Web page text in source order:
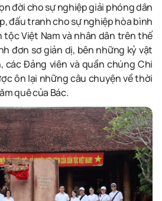
đời cho sự nghiệp giải phóng dân
đấu tranh cho sự nghiệp hòa bình
tộc Việt Nam và nhân dân trên thế
đơn sơ giản dị, bên những kỷ vật
các Đảng viên và quần chúng Chi
ôn lại những câu chuyện về thời
quê của Bác.